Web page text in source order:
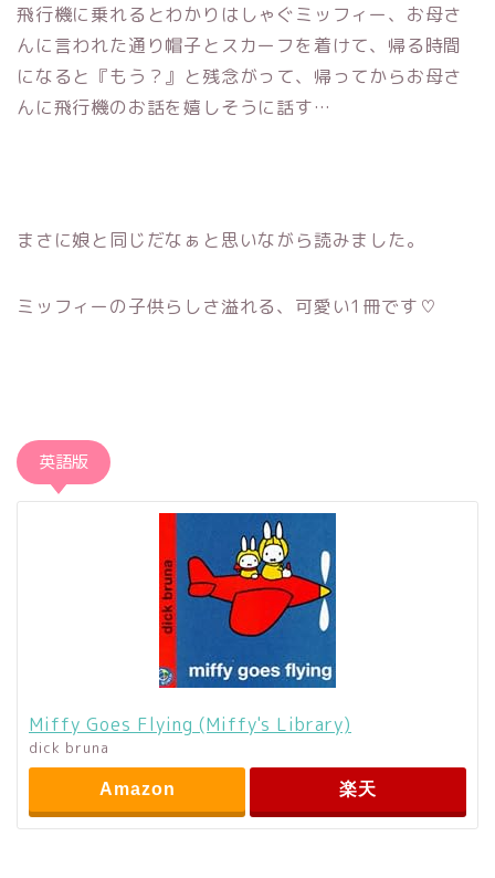
飛行機に乗れるとわかりはしゃぐミッフィー、お母さ
んに言われた通り帽子とスカーフを着けて、帰る時間
になると『もう？』と残念がって、帰ってからお母さ
んに飛行機のお話を嬉しそうに話す…
まさに娘と同じだなぁと思いながら読みました。
ミッフィーの子供らしさ溢れる、可愛い1冊です♡
英語版
Miffy Goes Flying (Miffy's Library)
dick bruna
Amazon 楽天